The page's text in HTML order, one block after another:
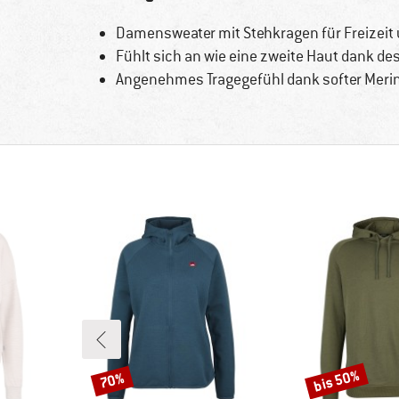
Damensweater mit Stehkragen für Freizeit
Fühlt sich an wie eine zweite Haut dank
Angenehmes Tragegefühl dank softer
Rabatt
70% Rabatt
bis 50%